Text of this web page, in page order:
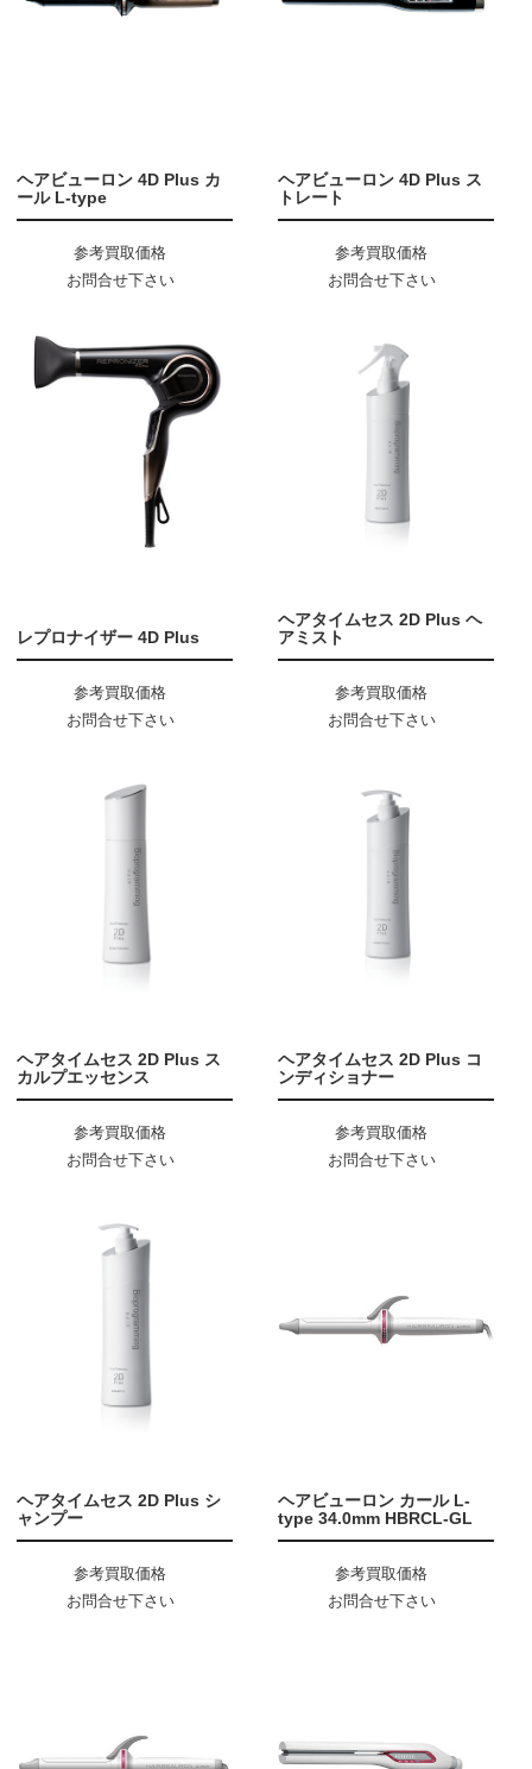
ヘアビューロン 4D Plus カ
ール L-type
参考買取価格
お問合せ下さい
ヘアビューロン 4D Plus ス
トレート
参考買取価格
お問合せ下さい
レプロナイザー 4D Plus
参考買取価格
お問合せ下さい
ヘアタイムセス 2D Plus ヘ
アミスト
参考買取価格
お問合せ下さい
ヘアタイムセス 2D Plus ス
カルプエッセンス
参考買取価格
お問合せ下さい
ヘアタイムセス 2D Plus コ
ンディショナー
参考買取価格
お問合せ下さい
ヘアタイムセス 2D Plus シ
ャンプー
参考買取価格
お問合せ下さい
ヘアビューロン カール L-
type 34.0mm HBRCL-GL
参考買取価格
お問合せ下さい